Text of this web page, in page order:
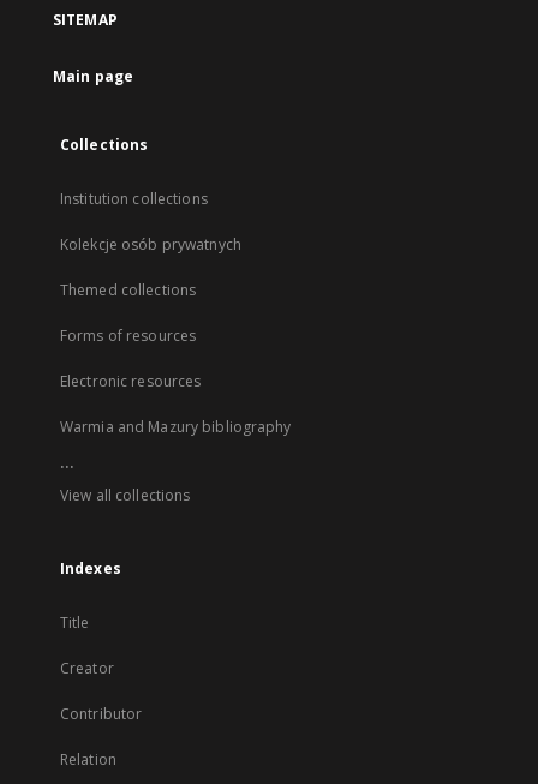
SITEMAP
Main page
Collections
Institution collections
Kolekcje osób prywatnych
Themed collections
Forms of resources
Electronic resources
Warmia and Mazury bibliography
...
View all collections
Indexes
Title
Creator
Contributor
Relation